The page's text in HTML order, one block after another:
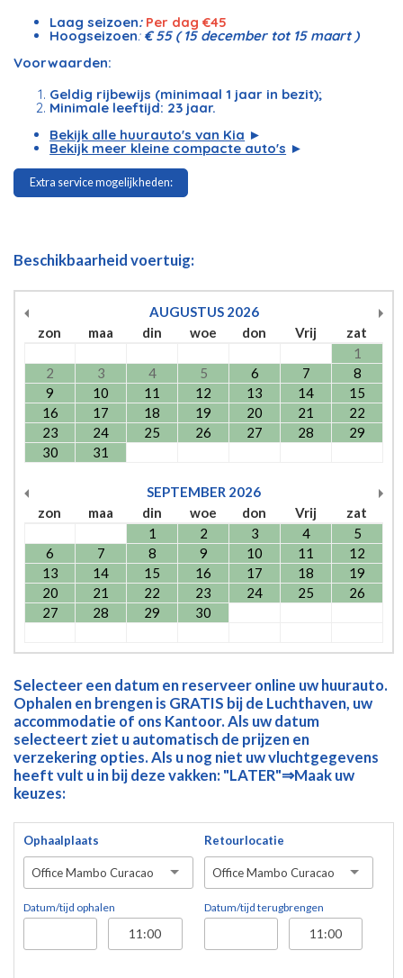
Laag seizoen: Per dag €45
Hoogseizoen: € 55 ( 15 december tot 15 maart )
Voorwaarden:
Geldig rijbewijs (minimaal 1 jaar in bezit);
Minimale leeftijd: 23 jaar.
Bekijk alle huurauto's van Kia ►
Bekijk meer kleine compacte auto's ►
Extra service mogelijkheden:
Beschikbaarheid voertuig:
AUGUSTUS 2026
zon
maa din woe don Vrij
zat
1
2
3 4 5 6 7
8
9
10 11 12 13 14
15
16
17 18 19 20 21
22
23
24 25 26 27 28
29
30
31
SEPTEMBER 2026
zon
maa din woe don Vrij
zat
1
2 3 4
5
6
7 8 9 10 11
12
13
14 15 16 17 18
19
20
21 22 23 24 25
26
27
28 29 30
Selecteer een datum en reserveer online uw huurauto.
Ophalen en brengen is GRATIS bij de Luchthaven, uw
accommodatie of ons Kantoor. Als uw datum
selecteert ziet u automatisch de prijzen en
verzekering opties. Als u nog niet uw vluchtgegevens
heeft vult u in bij deze vakken: "LATER"⇒Maak uw
keuzes:
Ophaalplaats
Office Mambo Curacao
Datum/tijd ophalen
Retourlocatie
Office Mambo Curacao
Datum/tijd terugbrengen